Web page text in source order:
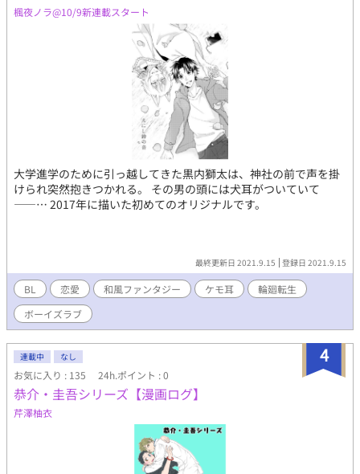
楓夜ノラ@10/9新連載スタート
大学進学のために引っ越してきた黒内獅太は、神社の前で声を掛
けられ突然抱きつかれる。 その男の頭には犬耳がついていて
――… 2017年に描いた初めてのオリジナルです。
最終更新日 2021.9.15 登録日 2021.9.15
BL 恋愛 和風ファンタジー ケモ耳
輪廻転生
ボーイズラブ
4
連載中 なし
お気に入り : 135 24h.ポイント : 0
恭介・圭吾シリーズ【漫画ログ】
芹澤柚衣